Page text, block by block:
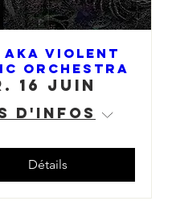
aka Violent
Orchestra
16 juin
d'infos
Détails